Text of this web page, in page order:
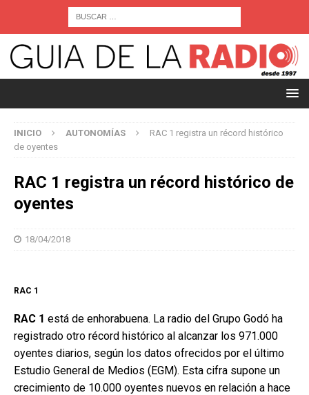
INICIO AUTONOMÍAS
RAC 1 registra un récord histórico
de oyentes
RAC 1 registra un récord histórico de
oyentes
18/04/2018
RAC 1
RAC 1 está de enhorabuena. La radio del Grupo Godó ha
registrado otro récord histórico al alcanzar los 971.000
oyentes diarios, según los datos ofrecidos por el último
Estudio General de Medios (EGM). Esta cifra supone un
crecimiento de 10.000 oyentes nuevos en relación a hace